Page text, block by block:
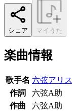
シェア マイうた
楽曲情報
歌手名 六弦アリス
作詞
六弦A助
作曲
六弦A助